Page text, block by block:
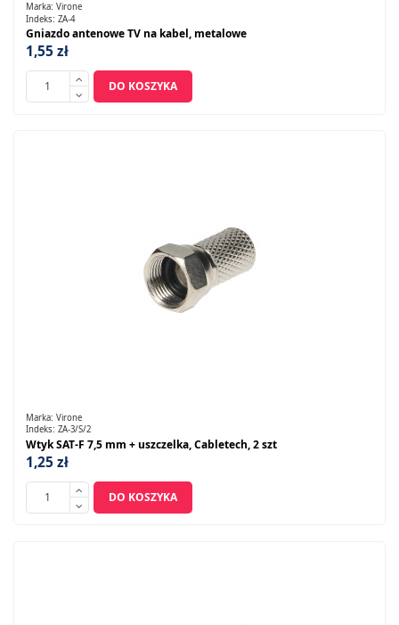
Marka: Virone
Indeks: ZA-4
Gniazdo antenowe TV na kabel, metalowe
1,55 zł
DO KOSZYKA
Marka: Virone
Indeks: ZA-3/S/2
Wtyk SAT-F 7,5 mm + uszczelka, Cabletech, 2 szt
1,25 zł
DO KOSZYKA